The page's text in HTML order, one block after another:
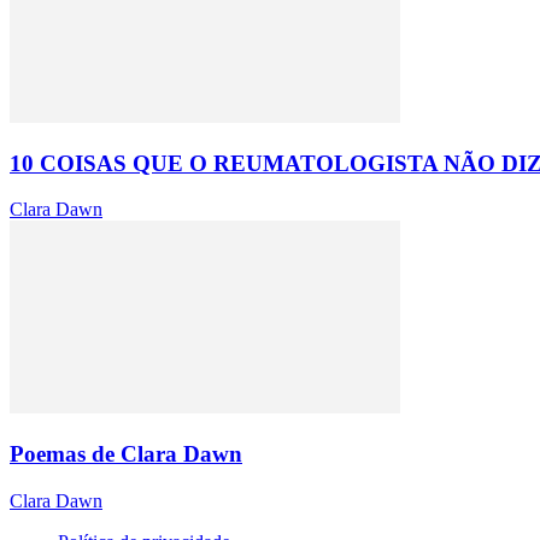
10 COISAS QUE O REUMATOLOGISTA NÃO
Clara Dawn
Poemas de Clara Dawn
Clara Dawn